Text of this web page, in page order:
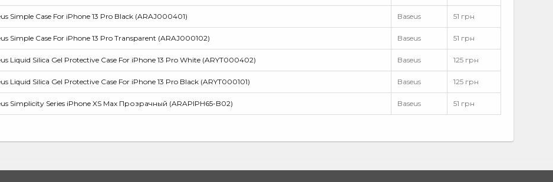
Simple Case For iPhone 13 Pro Black (ARAJ000401) Baseus 51 грн
Simple Case For iPhone 13 Pro Transparent (ARAJ000102) Baseus 51 грн
Liquid Silica Gel Protective Case For iPhone 13 Pro White (ARYT000402) Baseus 125 грн
Liquid Silica Gel Protective Case For iPhone 13 Pro Black (ARYT000101) Baseus 125 грн
Simplicity Series iPhone XS Max Прозрачный (ARAPIPH65-B02) Baseus 51 грн